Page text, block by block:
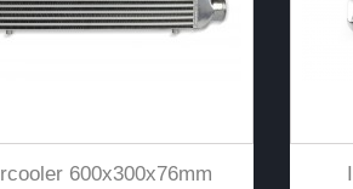
600x300x76mm